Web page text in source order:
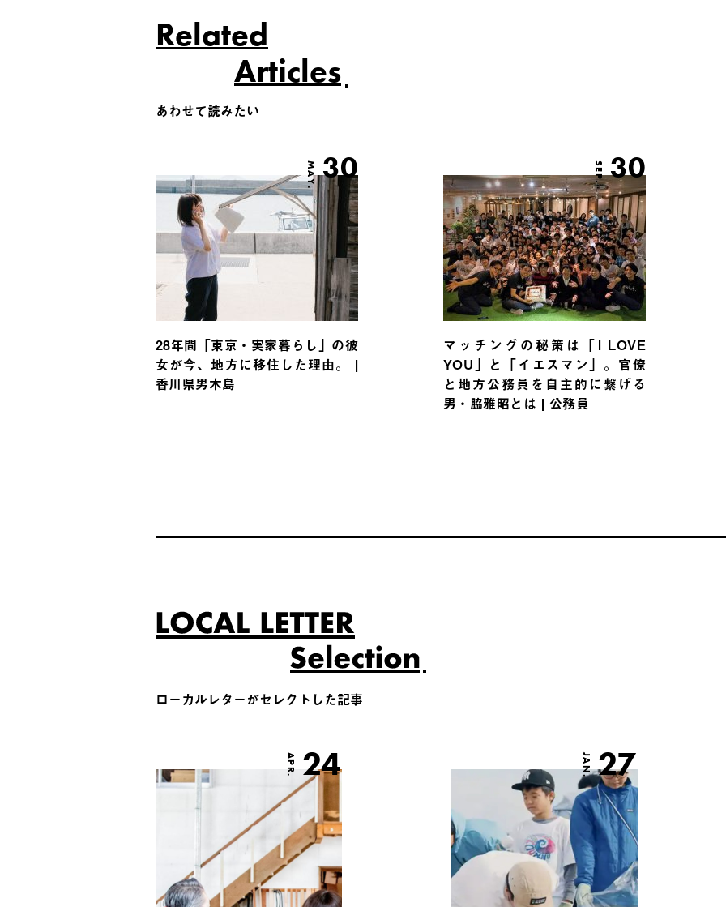
Related
Articles
あわせて読みたい
MAY.30
28年間「東京・実家暮らし」の彼
女が今、地方に移住した理由。 |
香川県男木島
SEP. 30
マッチングの秘策は「I LOVE
YOU」と「イエスマン」。官僚
と地方公務員を自主的に繋げる
男・脇雅昭とは | 公務員
ローカルレターがセレクトした記事
APR. 24 JAN.27